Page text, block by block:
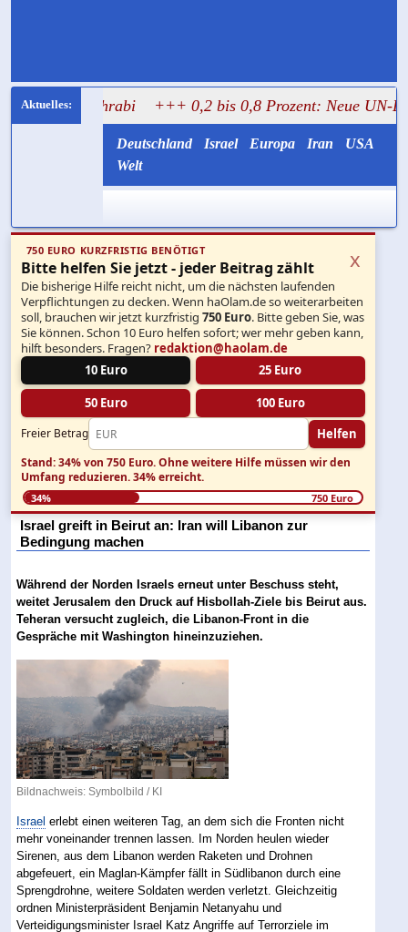
Mughrabi +++ 0,2 bis 0,8 Prozent: Neue UN-Daten
Deutschland Israel Europa Iran
USA
Welt
750 EURO KURZFRISTIG BENÖTIGT
Bitte helfen Sie jetzt - jeder Beitrag zählt
Die bisherige Hilfe reicht nicht, um die nächsten laufenden
Verpflichtungen zu decken. Wenn haOlam.de so weiterarbeiten
soll, brauchen wir jetzt kurzfristig750 Euro. Bitte geben Sie, was
Sie können. Schon 10 Euro helfen sofort; wer mehr geben kann,
hilft besonders. Fragen? redaktion@haolam.de
10 Euro
25 Euro
50 Euro 100 Euro
Freier Betrag Helfen
x
Stand: 34% von 750 Euro.Ohne weitere Hilfe müssen wir den
Umfang reduzieren.34% erreicht.
34% 750 Euro
Israel greift in Beirut an: Iran will Libanon zur
Bedingung machen
Während der Norden Israels erneut unter Beschuss steht,
weitet Jerusalem den Druck auf Hisbollah-Ziele bis Beirut aus.
Teheran versucht zugleich, die Libanon-Front in die
Gespräche mit Washington hineinzuziehen.
Bildnachweis: Symbolbild / KI
Israel erlebt einen weiteren Tag, an dem sich die Fronten nicht
mehr voneinander trennen lassen. Im Norden heulen wieder
Sirenen, aus dem Libanon werden Raketen und Drohnen
abgefeuert, ein Maglan-Kämpfer fällt in Südlibanon durch eine
Sprengdrohne, weitere Soldaten werden verletzt. Gleichzeitig
ordnen Ministerpräsident Benjamin Netanyahu und
Verteidigungsminister Israel Katz Angriffe auf Terrorziele im